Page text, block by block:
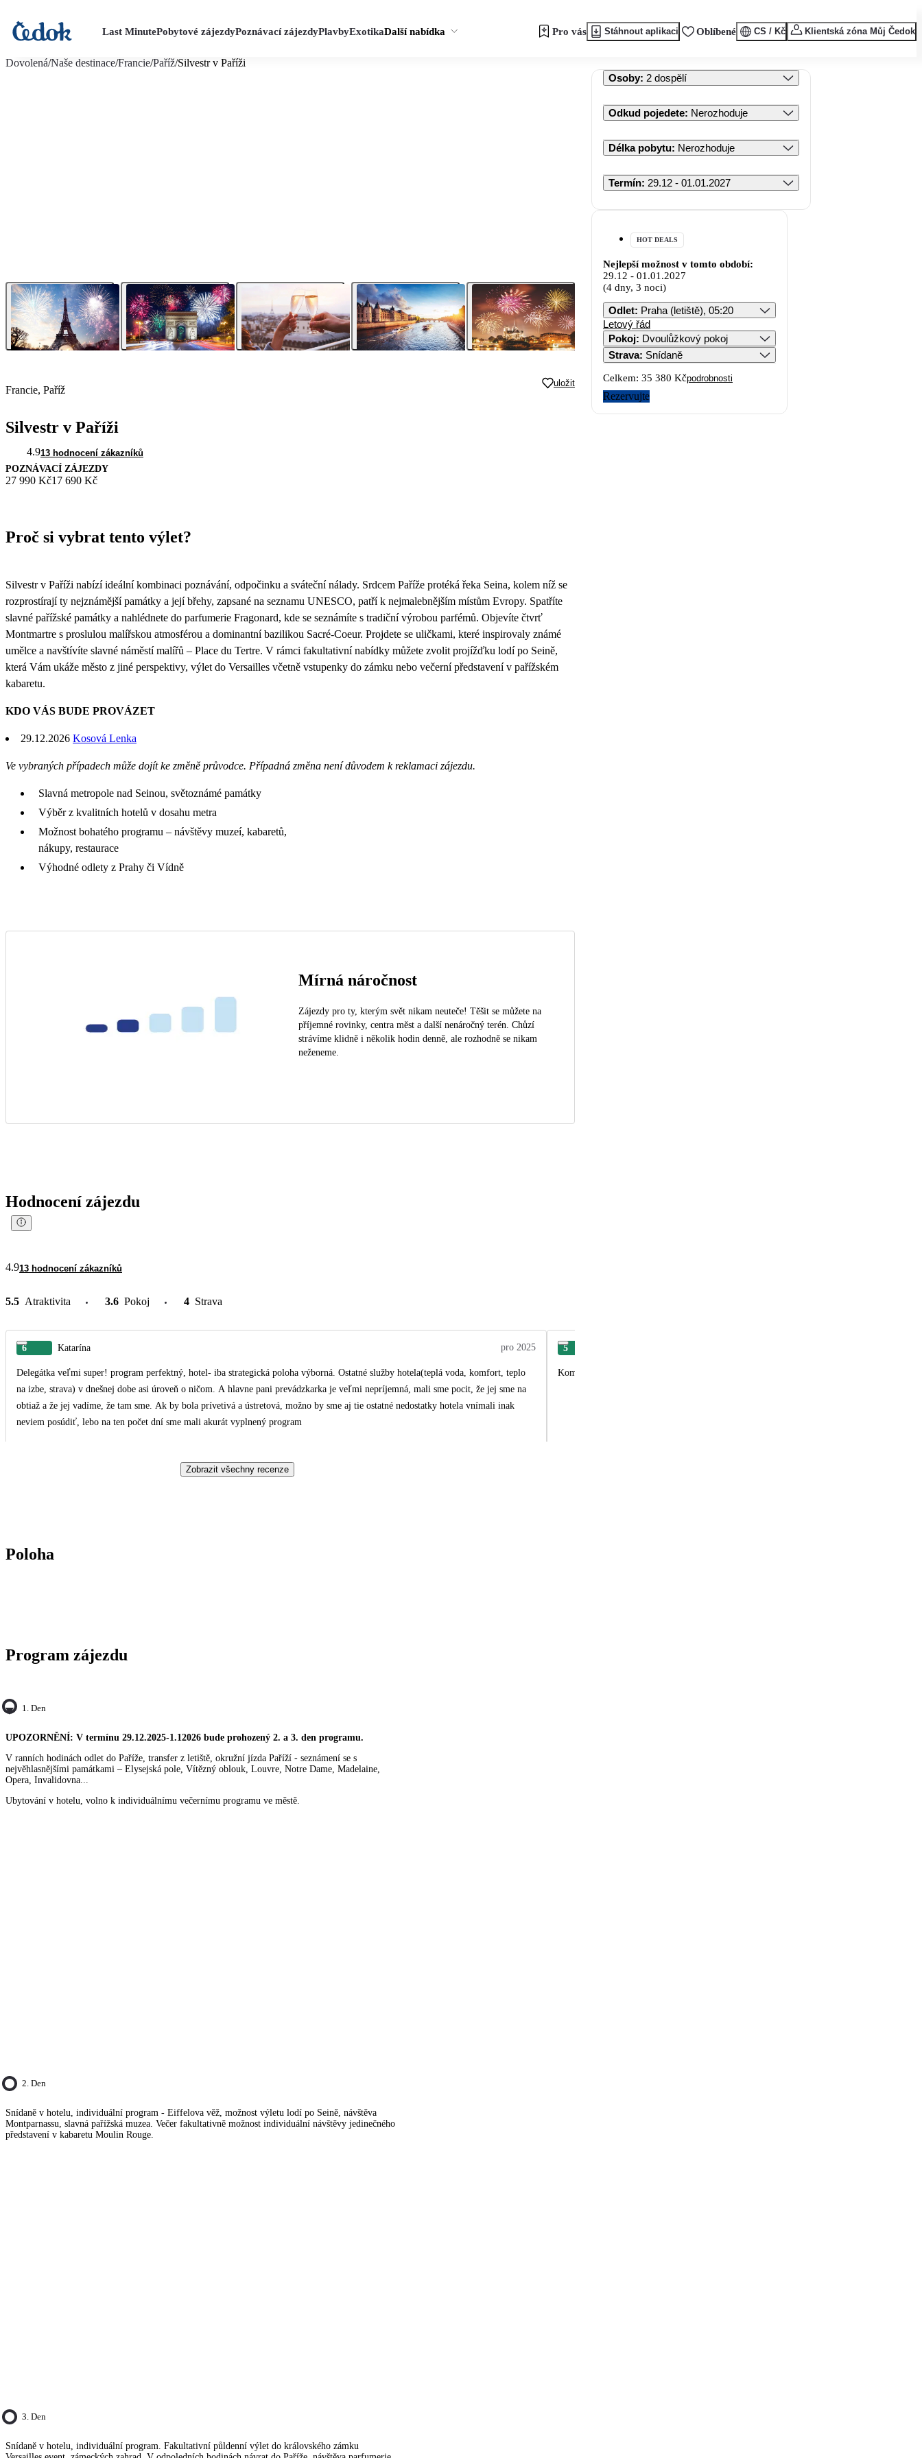
Last MinutePobytové zájezdyPoznávací zájezdyPlavbyExotikaDalší nabídka Pro vás Stáhnout aplikaci Oblíbené CS / Kč Klientská zóna Můj Čedok
Dovolená/Naše destinace/Francie/Paříž/Silvestr v Paříži
Francie, Paříž
uložit
Silvestr v Paříži
4.913 hodnocení zákazníků
POZNÁVACÍ ZÁJEZDY
27 990 Kč17 690 Kč
Proč si vybrat tento výlet?
Silvestr v Paříži nabízí ideální kombinaci poznávání, odpočinku a sváteční nálady. Srdcem Paříže protéká řeka Seina, kolem níž se
rozprostírají ty nejznámější památky a její břehy, zapsané na seznamu UNESCO, patří k nejmalebnějším místům Evropy. Spatříte
slavné pařížské památky a nahlédnete do parfumerie Fragonard, kde se seznámíte s tradiční výrobou parfémů. Objevíte čtvrť
Montmartre s proslulou malířskou atmosférou a dominantní bazilikou Sacré-Coeur. Projdete se uličkami, které inspirovaly známé
umělce a navštívíte slavné náměstí malířů – Place du Tertre. V rámci fakultativní nabídky můžete zvolit projížďku lodí po Seině,
která Vám ukáže město z jiné perspektivy, výlet do Versailles včetně vstupenky do zámku nebo večerní představení v pařížském
kabaretu.
KDO VÁS BUDE PROVÁZET
29.12.2026 Kosová Lenka
Ve vybraných případech může dojít ke změně průvodce. Případná změna není důvodem k reklamaci zájezdu.
Slavná metropole nad Seinou, světoznámé památky
Výběr z kvalitních hotelů v dosahu metra
Možnost bohatého programu – návštěvy muzeí, kabaretů,
nákupy, restaurace
Výhodné odlety z Prahy či Vídně
Mírná náročnost
Zájezdy pro ty, kterým svět nikam neuteče! Těšit se můžete na
příjemné rovinky, centra měst a další nenáročný terén. Chůzí
strávíme klidně i několik hodin denně, ale rozhodně se nikam
neženeme.
Hodnocení zájezdu
4.913 hodnocení zákazníků
5.5 Atraktivita 3.6 Pokoj 4 Strava
6 Katarína pro 2025
Delegátka veľmi super! program perfektný, hotel- iba strategická poloha výborná. Ostatné služby hotela(teplá voda, komfort, teplo
na izbe, strava) v dnešnej dobe asi úroveň o ničom. A hlavne pani prevádzkarka je veľmi nepríjemná, mali sme pocit, že jej sme na
obtiaž a že jej vadíme, že tam sme. Ak by bola prívetivá a ústretová, možno by sme aj tie ostatné nedostatky hotela vnímali inak
neviem posúdiť, lebo na ten počet dní sme mali akurát vyplnený program
5
Komplexnější doprovod průvodce na víc pamatek
Zobrazit všechny recenze
Poloha
Program zájezdu
1. Den
UPOZORNĚNÍ: V termínu 29.12.2025-1.12026 bude prohozený 2. a 3. den programu.
V ranních hodinách odlet do Paříže, transfer z letiště, okružní jízda Paříží - seznámení se s
nejvěhlasnějšími památkami – Elysejská pole, Vítězný oblouk, Louvre, Notre Dame, Madelaine,
Opera, Invalidovna...
Ubytování v hotelu, volno k individuálnímu večernímu programu ve městě.
2. Den
Snídaně v hotelu, individuální program - Eiffelova věž, možnost výletu lodí po Seině, návštěva
Montparnassu, slavná pařížská muzea. Večer fakultativně možnost individuální návštěvy jedinečného
představení v kabaretu Moulin Rouge.
3. Den
Snídaně v hotelu, individuální program. Fakultativní půldenní výlet do královského zámku
Osoby: 2 dospělí
Odkud pojedete: Nerozhoduje
Délka pobytu: Nerozhoduje
Termín: 29.12 - 01.01.2027
HOT DEALS
Nejlepší možnost v tomto období:
29.12 - 01.01.2027
(4 dny, 3 noci)
Odlet: Praha (letiště), 05:20
Letový řád
Pokoj: Dvoulůžkový pokoj
Strava: Snídaně
Celkem: 35 380 Kčpodrobnosti
Rezervujte